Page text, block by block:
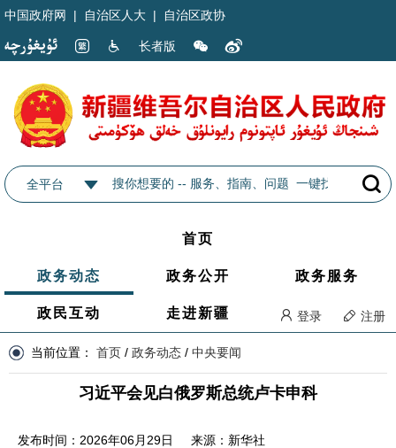
中国政府网 | 自治区人大 | 自治区政协
长者版
全平台
首页
政务动态 政务公开 政务服务
政民互动 走进新疆 登录 注册
当前位置： 首页 / 政务动态 / 中央要闻
习近平会见白俄罗斯总统卢卡申科
发布时间：2026年06月29日 来源：新华社